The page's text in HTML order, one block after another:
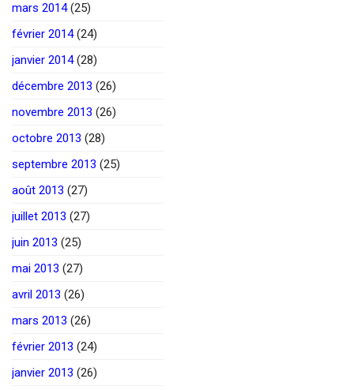
mars 2014(25)
février 2014(24)
janvier 2014(28)
décembre 2013 (26)
novembre 2013 (26)
octobre 2013 (28)
septembre 2013 (25)
août 2013 (27)
juillet 2013 (27)
juin 2013 (25)
mai 2013 (27)
avril 2013 (26)
mars 2013 (26)
février 2013 (24)
janvier 2013 (26)